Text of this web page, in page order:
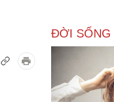
Thông tin doanh nghiệp
ĐỜI SỐNG